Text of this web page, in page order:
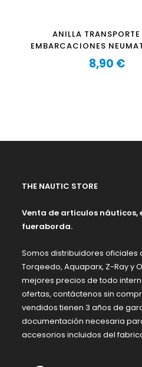
ANILLA TRANSPORTE
EMBARCACIONES
DE REMOLQUE -
Precio
8,90 €
THE NAUTIC STORE
Venta de articulos náuticos,
fueraborda.
Somos distribuidores oficiales
Torqeedo, Aquaparx, Z-Ray y
mejores precios de todo
ofertas, contáctenos sin
vendidos tienen 3 años de
documentación necesaria
accesorios incluidos del